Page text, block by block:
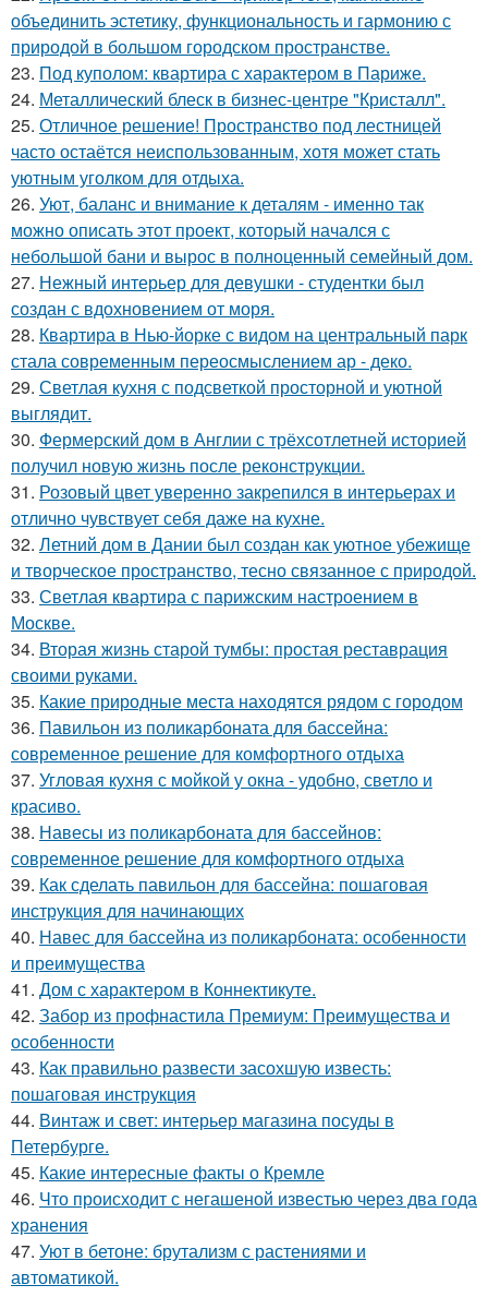
объединить эстетику, функциональность и гармонию с
природой в большом городском пространстве.
23. Под куполом: квартира с характером в Париже.
24. Металлический блеск в бизнес-центре "Кристалл".
25. Отличное решение! Пространство под лестницей
часто остаётся неиспользованным, хотя может стать
уютным уголком для отдыха.
26. Уют, баланс и внимание к деталям - именно так
можно описать этот проект, который начался с
небольшой бани и вырос в полноценный семейный дом.
27. Нежный интерьер для девушки - студентки был
создан с вдохновением от моря.
28. Квартира в Нью-йорке с видом на центральный парк
стала современным переосмыслением ар - деко.
29. Светлая кухня с подсветкой просторной и уютной
выглядит.
30. Фермерский дом в Англии с трёхсотлетней историей
получил новую жизнь после реконструкции.
31. Розовый цвет уверенно закрепился в интерьерах и
отлично чувствует себя даже на кухне.
32. Летний дом в Дании был создан как уютное убежище
и творческое пространство, тесно связанное с природой.
33. Светлая квартира с парижским настроением в
Москве.
34. Вторая жизнь старой тумбы: простая реставрация
своими руками.
35. Какие природные места находятся рядом с городом
36. Павильон из поликарбоната для бассейна:
современное решение для комфортного отдыха
37. Угловая кухня с мойкой у окна - удобно, светло и
красиво.
38. Навесы из поликарбоната для бассейнов:
современное решение для комфортного отдыха
39. Как сделать павильон для бассейна: пошаговая
инструкция для начинающих
40. Навес для бассейна из поликарбоната: особенности
и преимущества
41. Дом с характером в Коннектикуте.
42. Забор из профнастила Премиум: Преимущества и
особенности
43. Как правильно развести засохшую известь:
пошаговая инструкция
44. Винтаж и свет: интерьер магазина посуды в
Петербурге.
45. Какие интересные факты о Кремле
46. Что происходит с негашеной известью через два года
хранения
47. Уют в бетоне: брутализм с растениями и
автоматикой.